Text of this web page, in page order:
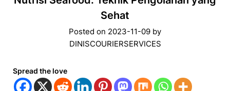
Sehat
Posted on 2023-11-09 by
DINISCOURIERSERVICES
Spread the love